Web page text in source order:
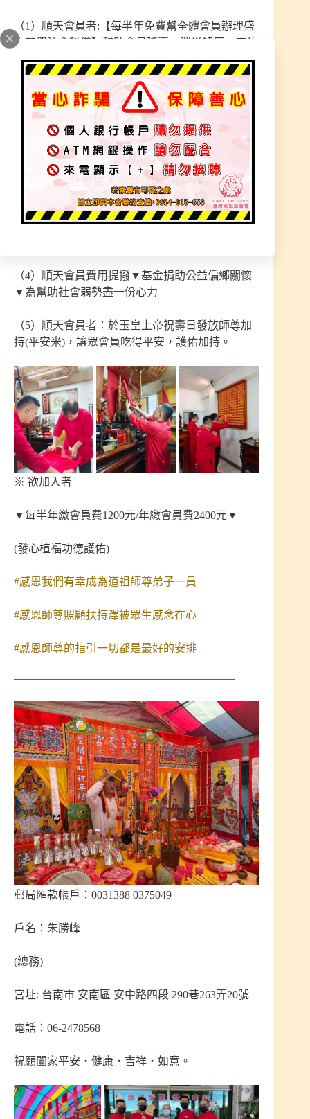
（1）順天會員者:【每半年免費幫全體會員辦理盛
大莊嚴法會科儀】幫助會員延壽、消災解厄、庇佑
改運、消減業障、護命保平安。
(每年農曆七月份/農曆元月初九:祈福賜福大法會科
儀、拜斗解連赦罪法會科儀)
（2）順天會員者:於本宮四樓 三清道祖旁【安奉光
明燈】，點亮我們的光明心燈，清楚、明亮、開
闊，祈求開啟智慧、照耀人生路途光明。
（3）凡報名加入者，皆會列上會員紅單名條，稟
報道祖師尊知悉，並將名單置於道祖師尊列位，受
（4）順天會員費用提撥▼基金捐助公益偏鄉關懷
▼為幫助社會弱勢盡一份心力
（5）順天會員者：於玉皇上帝祝壽日發放師尊加
持(平安米)，讓眾會員吃得平安，護佑加持。
※ 欲加入者
▼每半年繳會員費1200元/年繳會員費2400元▼
(發心植福功德護佑)
#感恩我們有幸成為道祖師尊弟子一員
#感恩師尊照顧扶持澤被眾生感念在心
#感恩師尊的指引一切都是最好的安排
————————————————————
郵局匯款帳戶：0031388 0375049
戶名：朱勝峰
(總務)
宮址: 台南市 安南區 安中路四段 290巷263弄20號
電話：06-2478568
祝願闔家平安‧健康‧吉祥‧如意。